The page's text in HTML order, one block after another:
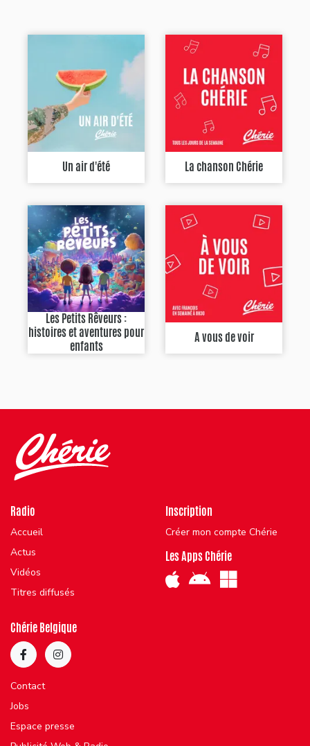
Un air d'été La chanson Chérie
Les Petits Rêveurs :
histoires et aventures pour
enfants
A vous de voir
Radio
Accueil
Actus
Vidéos
Titres diffusés
Inscription
Créer mon compte Chérie
Les Apps Chérie
Chérie Belgique
Contact
Jobs
Espace presse